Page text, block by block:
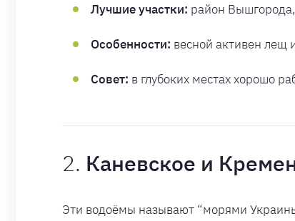
Лучшие участки: район
Особенности: весной активен лещ
Совет: в глубоких местах хорошо
2. Каневское и
Эти водоёмы называют “морями